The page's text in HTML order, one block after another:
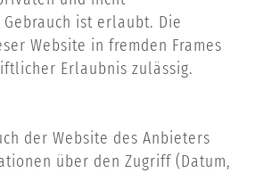
ist erlaubt. Die
Website in fremden Frames
Erlaubnis zulässig.
der Website des Anbieters
über den Zugriff (Datum,